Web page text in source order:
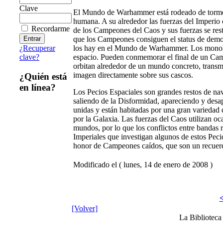
Clave
Recordarme
¿Recuperar
clave?
¿Quién está
en línea?
El Mundo de Warhammer está rodeado de
humana. A su alrededor las fuerzas del
de los Campeones del Caos y sus fuerzas se
que los Campeones consiguen el status de
los hay en el Mundo de Warhammer. Los
espacio. Pueden conmemorar el final de un
orbitan alrededor de un mundo concreto,
imagen directamente sobre sus cascos.
Los Pecios Espaciales son grandes restos de
saliendo de la Disformidad, apareciendo y
unidas y están habitadas por una gran
por la Galaxia. Las fuerzas del Caos utilizan
mundos, por lo que los conflictos entre bandas
Imperiales que investigan algunos de estos
honor de Campeones caídos, que son un
Modificado el ( lunes, 14 de enero de 2008 )
[Volver]
La